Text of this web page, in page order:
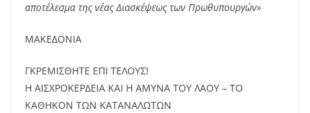
αποτέλεσμα της νέας Διασκέψεως των Πρωθυπουργών»
ΜΑΚΕΔΟΝΙΑ
ΓΚΡΕΜΙΣΘΗΤΕ ΕΠΙ ΤΕΛΟΥΣ!
Η ΑΙΣΧΡΟΚΕΡΔΕΙΑ ΚΑΙ Η ΑΜΥΝΑ ΤΟΥ ΛΑΟΥ – ΤΟ
ΚΑΘΗΚΟΝ ΤΩΝ ΚΑΤΑΝΑΛΩΤΩΝ